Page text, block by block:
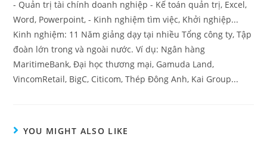
- Quản trị tài chính doanh nghiệp - Kế toán quản trị, Excel,
Word, Powerpoint, - Kinh nghiệm tìm việc, Khởi nghiệp...
Kinh nghiệm: 11 Năm giảng dạy tại nhiều Tổng công ty, Tập
đoàn lớn trong và ngoài nước. Ví dụ: Ngân hàng
MaritimeBank, Đại học thương mại, Gamuda Land,
VincomRetail, BigC, Citicom, Thép Đông Anh, Kai Group...
YOU MIGHT ALSO LIKE